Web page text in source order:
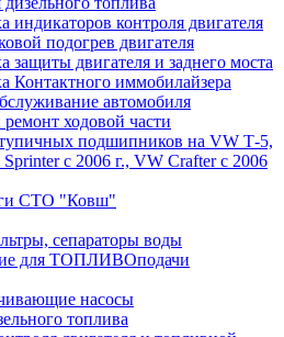
индикаторов контроля двигателя
подогрев двигателя
защиты двигателя и заднего моста
Контактного иммобилайзера
автомобиля
ходовой части
подшипников на VW Т-5,
Sprinter c 2006 г., VW Crafter с 2006
СТО "Ковш"
сепараторы воды
для ТОПЛИВОподачи
насосы
топлива